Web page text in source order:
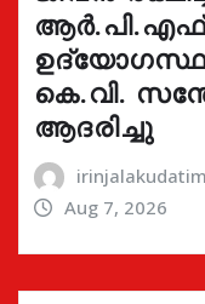
കെ.വി.
ആദരിച്ചു
Aug 7, 2026